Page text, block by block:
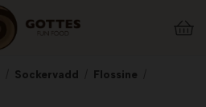
Sockervadd Flossine